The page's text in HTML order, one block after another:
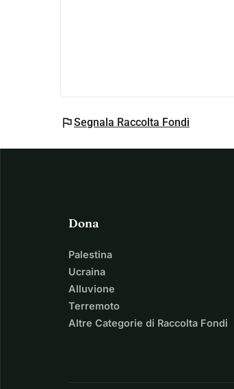
flagSegnala Raccolta Fondi
Dona
Palestina
Ucraina
Alluvione
Terremoto
Altre Categorie di Raccolta Fondi